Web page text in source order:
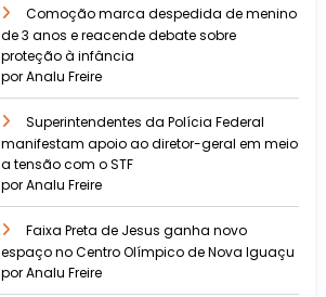
Comoção marca despedida de menino
de 3 anos e reacende debate sobre
proteção à infância
por Analu Freire
Superintendentes da Polícia Federal
manifestam apoio ao diretor-geral em meio
a tensão com o STF
por Analu Freire
Faixa Preta de Jesus ganha novo
espaço no Centro Olímpico de Nova Iguaçu
por Analu Freire